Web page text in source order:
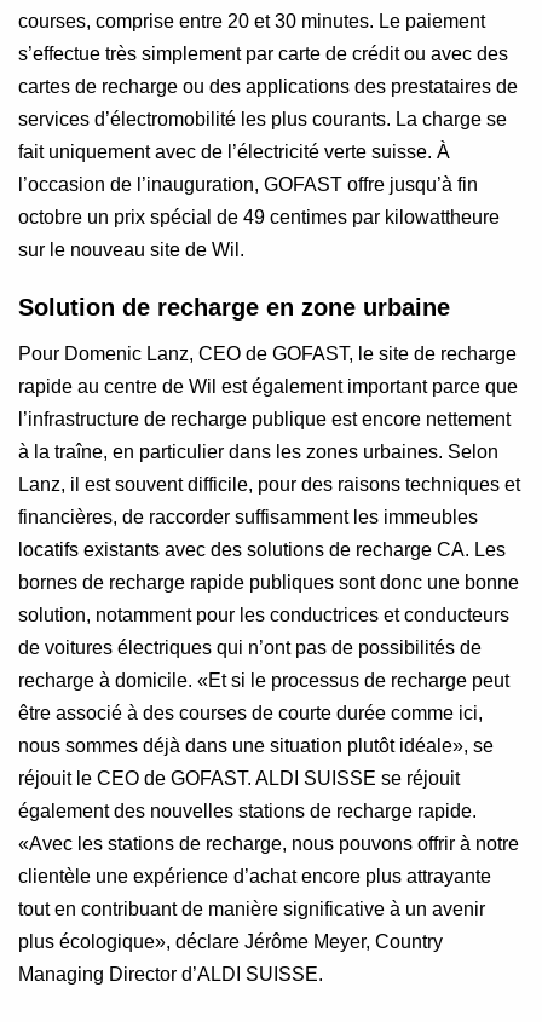
courses, comprise entre 20 et 30 minutes. Le paiement
s’effectue très simplement par carte de crédit ou avec des
cartes de recharge ou des applications des prestataires de
services d’électromobilité les plus courants. La charge se
fait uniquement avec de l’électricité verte suisse. À
l’occasion de l’inauguration, GOFAST offre jusqu’à fin
octobre un prix spécial de 49 centimes par kilowattheure
sur le nouveau site de Wil.
Solution de recharge en zone urbaine
Pour Domenic Lanz, CEO de GOFAST, le site de recharge
rapide au centre de Wil est également important parce que
l’infrastructure de recharge publique est encore nettement
à la traîne, en particulier dans les zones urbaines. Selon
Lanz, il est souvent difficile, pour des raisons techniques et
financières, de raccorder suffisamment les immeubles
locatifs existants avec des solutions de recharge CA. Les
bornes de recharge rapide publiques sont donc une bonne
solution, notamment pour les conductrices et conducteurs
de voitures électriques qui n’ont pas de possibilités de
recharge à domicile. «Et si le processus de recharge peut
être associé à des courses de courte durée comme ici,
nous sommes déjà dans une situation plutôt idéale», se
réjouit le CEO de GOFAST. ALDI SUISSE se réjouit
également des nouvelles stations de recharge rapide.
«Avec les stations de recharge, nous pouvons offrir à notre
clientèle une expérience d’achat encore plus attrayante
tout en contribuant de manière significative à un avenir
plus écologique», déclare Jérôme Meyer, Country
Managing Director d’ALDI SUISSE.